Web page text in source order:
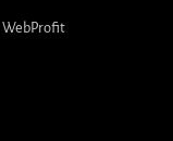
WebProfit